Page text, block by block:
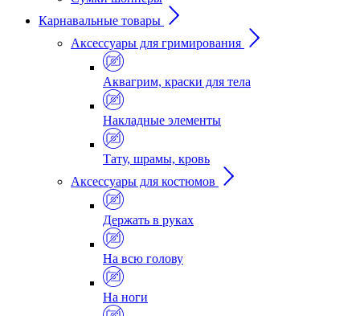
Карнавальные товары
Аксессуары для гримирования
Аквагрим, краски для тела
Накладные элементы
Тату, шрамы, кровь
Аксессуары для костюмов
Держать в руках
На всю голову
На ноги